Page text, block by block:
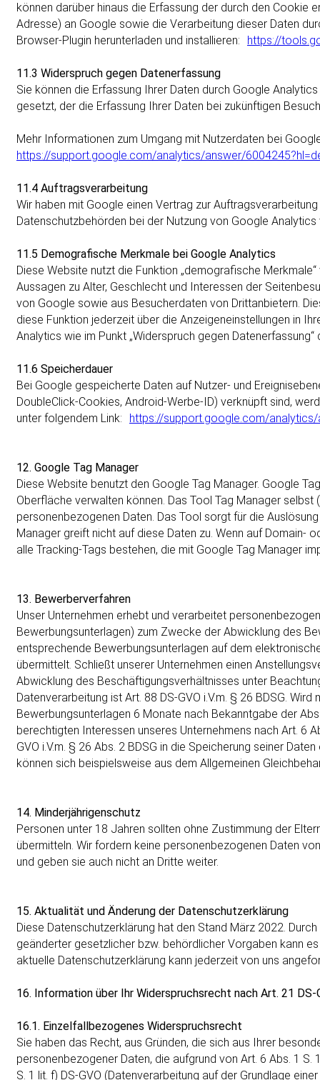
können darüber hinaus die Erfassung der durch den Cookie
Adresse) an Google sowie die Verarbeitung dieser Daten
Browser-Plugin herunterladen und installieren:
https://
11.3 Widerspruch gegen Datenerfassung
Sie können die Erfassung Ihrer Daten durch Google
gesetzt, der die Erfassung Ihrer Daten bei zukünftigen
Mehr Informationen zum Umgang mit Nutzerdaten bei
https://support.google.com/analytics/answer/
11.4 Auftragsverarbeitung
Wir haben mit Google einen Vertrag zur
Datenschutzbehörden bei der Nutzung von Google Analytics
11.5 Demografische Merkmale bei Google Analytics
Diese Website nutzt die Funktion „demografische
Aussagen zu Alter, Geschlecht und Interessen der
von Google sowie aus Besucherdaten von Drittanbietern.
diese Funktion jederzeit über die Anzeigeneinstellungen in
Analytics wie im Punkt „Widerspruch gegen
11.6 Speicherdauer
Bei Google gespeicherte Daten auf Nutzer- und
DoubleClick-Cookies, Android-Werbe-ID) verknüpft sind,
unter folgendem Link:
https://support.google.com/
12. Google Tag Manager
Diese Website benutzt den Google Tag Manager. Google
Oberfläche verwalten können. Das Tool Tag Manager
personenbezogenen Daten. Das Tool sorgt für die
Manager greift nicht auf diese Daten zu. Wenn auf Domain-
alle Tracking-Tags bestehen, die mit Google Tag Manager
13. Bewerberverfahren
Unser Unternehmen erhebt und verarbeitet
Bewerbungsunterlagen) zum Zwecke der Abwicklung des
entsprechende Bewerbungsunterlagen auf dem
übermittelt. Schließt unserer Unternehmen einen
Abwicklung des Beschäftigungsverhältnisses unter
Datenverarbeitung ist Art. 88 DS-GVO i.V.m. § 26 BDSG.
Bewerbungsunterlagen 6 Monate nach Bekanntgabe der
berechtigten Interessen unseres Unternehmens nach Art. 6
GVO i.V.m. § 26 Abs. 2 BDSG in die Speicherung seiner
können sich beispielsweise aus dem Allgemeinen
14. Minderjährigenschutz
Personen unter 18 Jahren sollten ohne Zustimmung der
übermitteln. Wir fordern keine personenbezogenen Daten
und geben sie auch nicht an Dritte weiter.
15. Aktualität und Änderung der Datenschutzerklärung
Diese Datenschutzerklärung hat den Stand März 2022.
geänderter gesetzlicher bzw. behördlicher Vorgaben kann
aktuelle Datenschutzerklärung kann jederzeit von uns
16. Information über Ihr Widerspruchsrecht nach Art. 21 DS-
16.1. Einzelfallbezogenes Widerspruchsrecht
Sie haben das Recht, aus Gründen, die sich aus Ihrer
personenbezogener Daten, die aufgrund von Art. 6 Abs. 1
S. 1 lit. f) DS-GVO (Datenverarbeitung auf der Grundlage